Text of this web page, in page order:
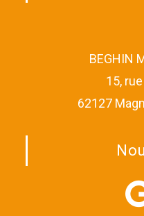
BEGHIN
15,
62127